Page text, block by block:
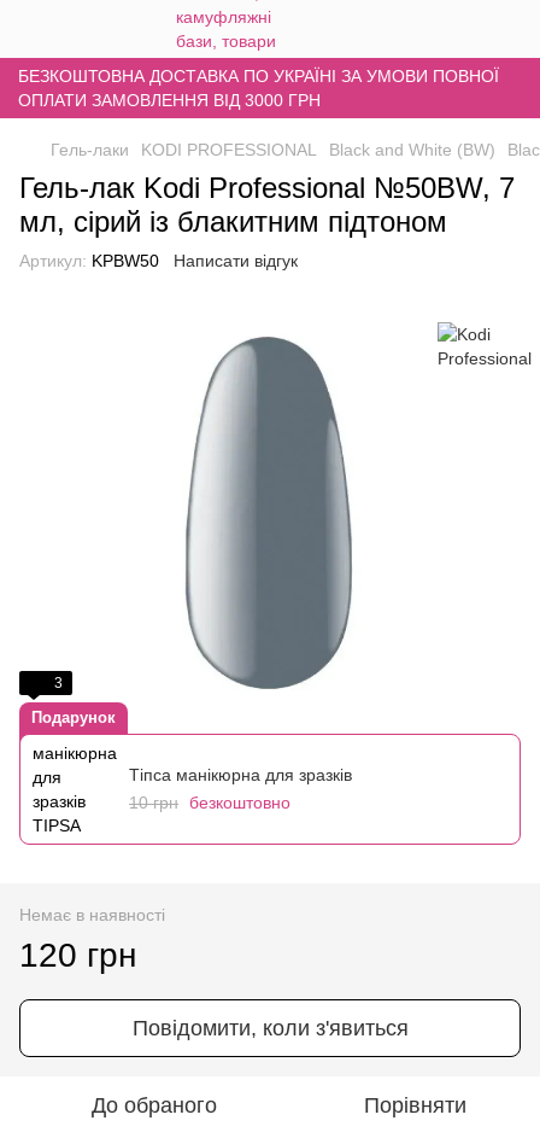
БЕЗКОШТОВНА ДОСТАВКА ПО УКРАЇНІ ЗА УМОВИ ПОВНОЇ
ОПЛАТИ ЗАМОВЛЕННЯ ВІД 3000 ГРН
Гель-лаки KODI PROFESSIONAL Black and White (BW)
Гель-лак Kodi Professional №50BW, 7
мл, сірий із блакитним підтоном
Артикул: KPBW50 Написати відгук
3
Подарунок
Тіпса манікюрна для зразків
10 грн безкоштовно
Немає в наявності
120 грн
Повідомити, коли з'явиться
До обраного Порівняти